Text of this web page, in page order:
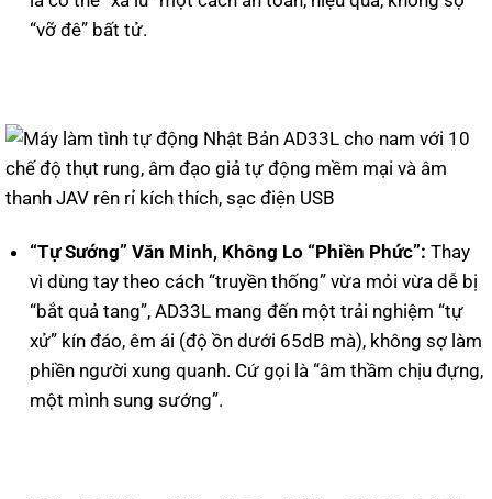
“vỡ đê” bất tử.
“Tự Sướng” Văn Minh, Không Lo “Phiền Phức”: Thay
vì dùng tay theo cách “truyền thống” vừa mỏi vừa dễ bị
“bắt quả tang”, AD33L mang đến một trải nghiệm “tự
xử” kín đáo, êm ái (độ ồn dưới 65dB mà), không sợ làm
phiền người xung quanh. Cứ gọi là “âm thầm chịu đựng,
một mình sung sướng”.